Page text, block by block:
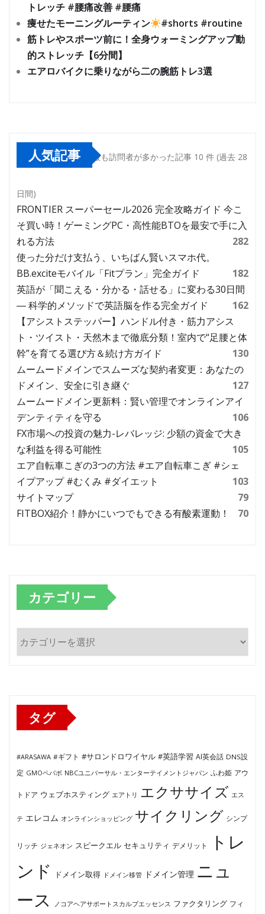
トレッチ #腰痛改善 #腰痛
痩せたモーニングルーティン
#shorts #routine
筋トレやスポーツ前に！全身ウォーミングアップ動
的ストレッチ【6分間】
エアロバイクに乗りながら二の腕筋トレ3選
人気記事 最も訪問者が多かった記事 10 件 (過去 28
日間)
FRONTIER スーパーセール2026 完全攻略ガイド 今こ
そ買い時！ゲーミングPC・高性能BTOを最安で手に入
れる方法
282
使った分だけ支払う、いちばん賢いスマホ代。
BB.exciteモバイル「Fitプラン」完全ガイド
182
英語が「聞こえる・分かる・話せる」に変わる30日間
― 科学的メソッドで英語脳を作る完全ガイド
162
【アシストステッパー】ハンドル付き・筋力アシス
ト・ツイスト・天然木まで徹底分類！室内で“足腰と体
幹”を育てる選び方＆続け方ガイド
130
ムームードメインでスムーズな契約者変更：あなたの
ドメイン、安全に引き継ぐ
127
ムームードメイン更新料：賢い管理でオンラインアイ
デンティティを守る
106
FX市場への投資の魅力-レバレッジ: 少額の資金で大き
な利益を得る可能性
105
エア自転車こぎの3つの方法 #エア自転車こぎ #シェ
イプアップ #むくみ #ダイエット
103
サイトマップ
79
FITBOX紹介！静かにいつでもできる有酸素運動！
70
カテゴリー
テ
タグ
#ARASAWA #ギフト #サロンドロワイヤル #英語学習 AI英会話 DNS設
定 GMOペパボ NBCユニバーサル・エンターテイメントジャパン ふわ姫 アウ
トドア ウェブホスティング エアトリ エクササイズ エス
テ エレコム オンラインショッピング サイクリング シンプ
リッチ ジェネオン スピークエル セキュリティ デメリット
トレ
ンド
ドメイン取得 ドメイン移管 ドメイン管理 ニュ
ース
ノコアヘアサポートスカルプエッセンス ファクタリング フィ